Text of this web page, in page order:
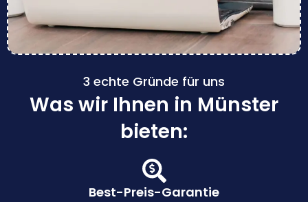
3 echte Gründe für uns
Was wir Ihnen in Münster
bieten:
Best-Preis-Garantie